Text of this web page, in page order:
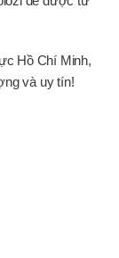
Hồ Chí Minh,
và uy tín!